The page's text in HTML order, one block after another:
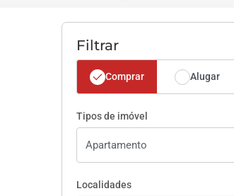
Filtrar
Comprar Alugar
Tipos de imóvel
Localidades